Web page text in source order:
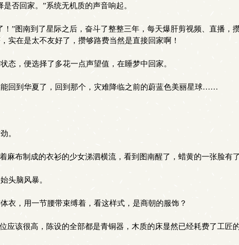
否回家。”系统无机质的声音响起。
”图南到了星际之后，奋斗了整整三年，每天爆肝剪视频、直播，
实在是太不友好了，攒够路费当然是直接回家啊！
，便选择了多花一点声望值，在睡梦中回家。
回到华夏了，回到那个，灾难降临之前的蔚蓝色美丽星球……
。
布制成的衣衫的少女涕泗横流，看到图南醒了，蜡黄的一张脸有了
头脑风暴。
衣，用一节腰带束缚着，看这样式，是商朝的服饰？
该很高，陈设的全部都是青铜器，木质的床显然已经耗费了工匠